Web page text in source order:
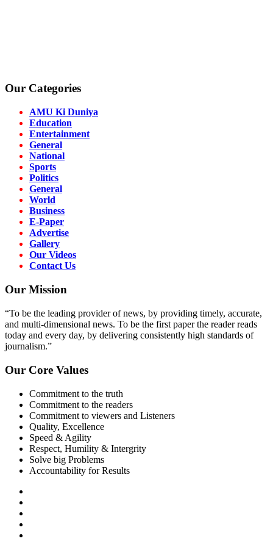
Our Categories
AMU Ki Duniya
Education
Entertainment
General
National
Sports
Politics
General
World
Business
E-Paper
Advertise
Gallery
Our Videos
Contact Us
Our Mission
“To be the leading provider of news, by providing timely, accurate,
and multi-dimensional news. To be the first paper the reader reads
today and every day, by delivering consistently high standards of
journalism.”
Our Core Values
Commitment to the truth
Commitment to the readers
Commitment to viewers and Listeners
Quality, Excellence
Speed & Agility
Respect, Humility & Intergrity
Solve big Problems
Accountability for Results